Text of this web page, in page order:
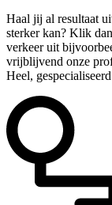
Haal jij al resultaat
sterker kan? Klik
verkeer uit
vrijblijvend onze
Heel,